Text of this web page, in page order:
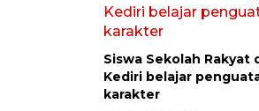
22 Juli 2026 18:42